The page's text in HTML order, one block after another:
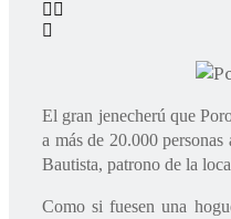
El gran jenecherú que
a más de 20.000
Bautista, patrono de la
Como si fuesen una